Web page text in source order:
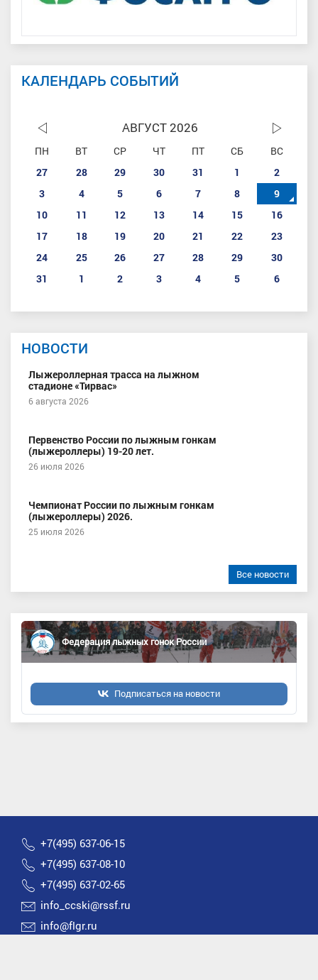
КАЛЕНДАРЬ СОБЫТИЙ
АВГУСТ 2026
ПН ВТ СР ЧТ ПТ СБ
ВС
27
28 29 30 31 1
2
3
4 5 6 7 8
9
10
11 12 13 14 15
16
17
18 19 20 21 22
23
24
25 26 27 28 29
30
31
1 2 3 4 5 6
НОВОСТИ
Лыжероллерная трасса на лыжном
стадионе «Тирвас»
6 августа 2026
Первенство России по лыжным гонкам
(лыжероллеры) 19-20 лет.
26 июля 2026
Чемпионат России по лыжным гонкам
(лыжероллеры) 2026.
25 июля 2026
Все новости
Федерация лыжных гонок России
Подписаться на новости
+7(495) 637-06-15
+7(495) 637-08-10
+7(495) 637-02-65
info_ccski@rssf.ru
info@flgr.ru